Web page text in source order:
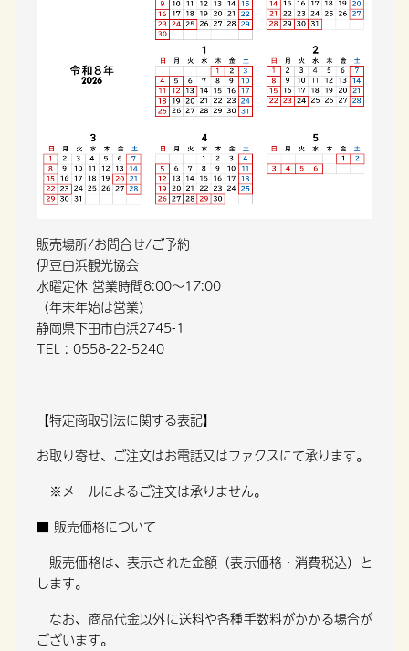
販売場所/お問合せ/ご予約
伊豆白浜観光協会
水曜定休 営業時間8:00～17:00
（年末年始は営業）
静岡県下田市白浜2745-1
TEL : 0558-22-5240
【特定商取引法に関する表記】
お取り寄せ、ご注文はお電話又はファクスにて承ります。
※メールによるご注文は承りません。
■ 販売価格について
販売価格は、表示された金額（表示価格・消費税込）と
します。
なお、商品代金以外に送料や各種手数料がかかる場合が
ございます。